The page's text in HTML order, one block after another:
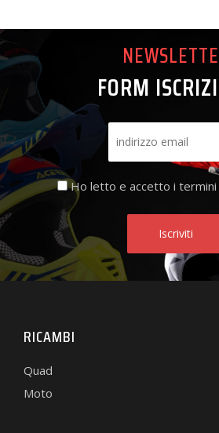
FORM
Ho letto e accetto i termini
RICAMBI
Quad
Moto